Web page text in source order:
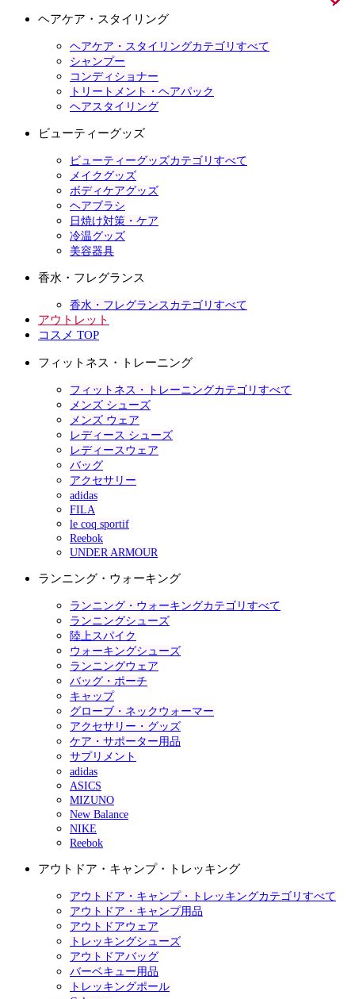
ヘアケア・スタイリング
ヘアケア・スタイリングカテゴリすべて
シャンプー
コンディショナー
トリートメント・ヘアパック
ヘアスタイリング
ビューティーグッズ
ビューティーグッズカテゴリすべて
メイクグッズ
ボディケアグッズ
ヘアブラシ
日焼け対策・ケア
冷温グッズ
美容器具
香水・フレグランス
香水・フレグランスカテゴリすべて
アウトレット
コスメ TOP
フィットネス・トレーニング
フィットネス・トレーニングカテゴリすべて
メンズ シューズ
メンズ ウェア
レディース シューズ
レディースウェア
バッグ
アクセサリー
adidas
FILA
le coq sportif
Reebok
UNDER ARMOUR
ランニング・ウォーキング
ランニング・ウォーキングカテゴリすべて
ランニングシューズ
陸上スパイク
ウォーキングシューズ
ランニングウェア
バッグ・ポーチ
キャップ
グローブ・ネックウォーマー
アクセサリー・グッズ
ケア・サポーター用品
サプリメント
adidas
ASICS
MIZUNO
New Balance
NIKE
Reebok
アウトドア・キャンプ・トレッキング
アウトドア・キャンプ・トレッキングカテゴリすべて
アウトドア・キャンプ用品
アウトドアウェア
トレッキングシューズ
アウトドアバッグ
バーベキュー用品
トレッキングポール